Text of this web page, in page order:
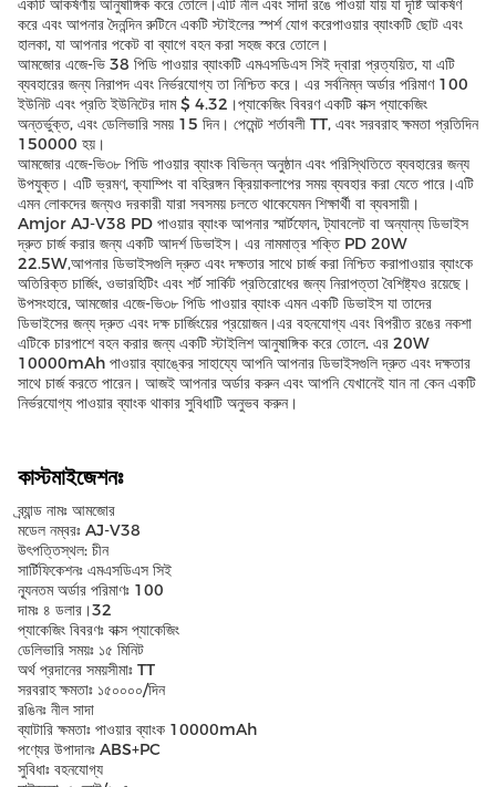
একটি আকর্ষণীয় আনুষাঙ্গিক করে তোলে।এটি নীল এবং সাদা রঙে পাওয়া যায় যা দৃষ্টি আকর্ষণ
করে এবং আপনার দৈনন্দিন রুটিনে একটি স্টাইলের স্পর্শ যোগ করেপাওয়ার ব্যাংকটি ছোট এবং
হালকা, যা আপনার পকেট বা ব্যাগে বহন করা সহজ করে তোলে।
আমজোর এজে-ভি 38 পিডি পাওয়ার ব্যাংকটি এমএসডিএস সিই দ্বারা প্রত্যয়িত, যা এটি
ব্যবহারের জন্য নিরাপদ এবং নির্ভরযোগ্য তা নিশ্চিত করে। এর সর্বনিম্ন অর্ডার পরিমাণ 100
ইউনিট এবং প্রতি ইউনিটের দাম $ 4.32।প্যাকেজিং বিবরণ একটি বাক্স প্যাকেজিং
অন্তর্ভুক্ত, এবং ডেলিভারি সময় 15 দিন। পেমেন্ট শর্তাবলী TT, এবং সরবরাহ ক্ষমতা প্রতিদিন
150000 হয়।
আমজোর এজে-ভি৩৮ পিডি পাওয়ার ব্যাংক বিভিন্ন অনুষ্ঠান এবং পরিস্থিতিতে ব্যবহারের জন্য
উপযুক্ত। এটি ভ্রমণ, ক্যাম্পিং বা বহিরঙ্গন ক্রিয়াকলাপের সময় ব্যবহার করা যেতে পারে।এটি
এমন লোকদের জন্যও দরকারী যারা সবসময় চলতে থাকেযেমন শিক্ষার্থী বা ব্যবসায়ী।
Amjor AJ-V38 PD পাওয়ার ব্যাংক আপনার স্মার্টফোন, ট্যাবলেট বা অন্যান্য ডিভাইস
দ্রুত চার্জ করার জন্য একটি আদর্শ ডিভাইস। এর নামমাত্র শক্তি PD 20W
22.5W,আপনার ডিভাইসগুলি দ্রুত এবং দক্ষতার সাথে চার্জ করা নিশ্চিত করাপাওয়ার ব্যাংকে
অতিরিক্ত চার্জিং, ওভারহিটিং এবং শর্ট সার্কিট প্রতিরোধের জন্য নিরাপত্তা বৈশিষ্ট্যও রয়েছে।
উপসংহারে, আমজোর এজে-ভি৩৮ পিডি পাওয়ার ব্যাংক এমন একটি ডিভাইস যা তাদের
ডিভাইসের জন্য দ্রুত এবং দক্ষ চার্জিংয়ের প্রয়োজন।এর বহনযোগ্য এবং বিপরীত রঙের নকশা
এটিকে চারপাশে বহন করার জন্য একটি স্টাইলিশ আনুষাঙ্গিক করে তোলে. এর 20W
10000mAh পাওয়ার ব্যাঙ্কের সাহায্যে আপনি আপনার ডিভাইসগুলি দ্রুত এবং দক্ষতার
সাথে চার্জ করতে পারেন। আজই আপনার অর্ডার করুন এবং আপনি যেখানেই যান না কেন একটি
নির্ভরযোগ্য পাওয়ার ব্যাংক থাকার সুবিধাটি অনুভব করুন।
কাস্টমাইজেশনঃ
ব্র্যান্ড নামঃ আমজোর
মডেল নম্বরঃ AJ-V38
উৎপত্তিস্থল: চীন
সার্টিফিকেশনঃ এমএসডিএস সিই
ন্যূনতম অর্ডার পরিমাণঃ 100
দামঃ ৪ ডলার।32
প্যাকেজিং বিবরণঃ বাক্স প্যাকেজিং
ডেলিভারি সময়ঃ ১৫ মিনিট
অর্থ প্রদানের সময়সীমাঃ TT
সরবরাহ ক্ষমতাঃ ১৫০০০০/দিন
রঙিনঃ নীল সাদা
ব্যাটারি ক্ষমতাঃ পাওয়ার ব্যাংক 10000mAh
পণ্যের উপাদানঃ ABS+PC
সুবিধাঃ বহনযোগ্য